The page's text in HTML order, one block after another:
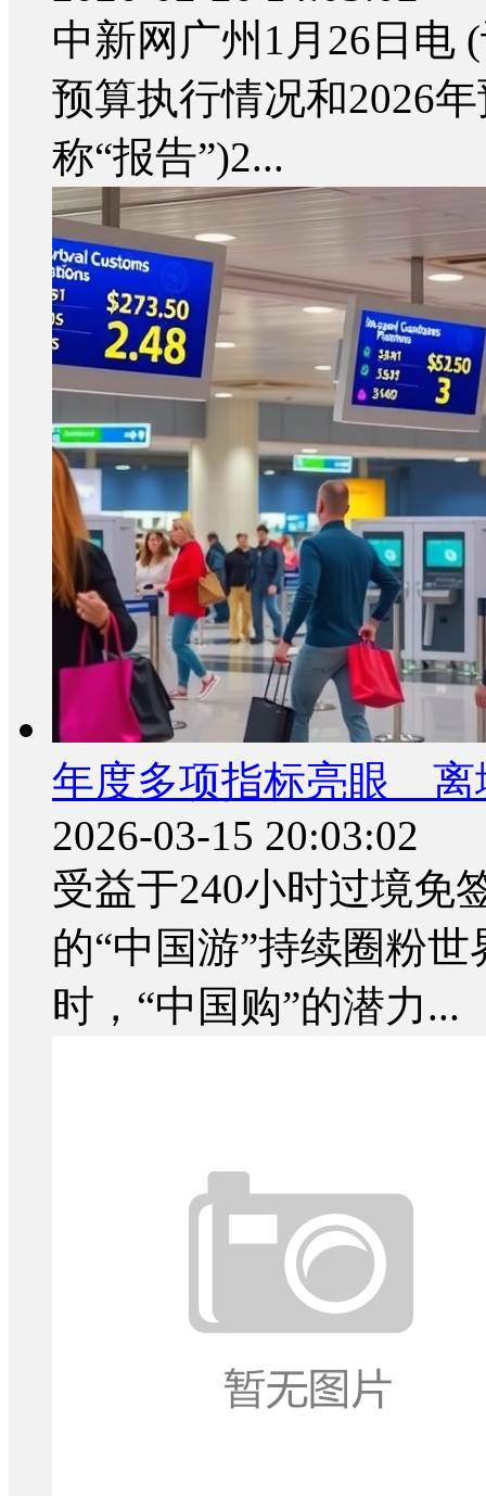
中新网广州1月26日电
预算执行情况和2026
称“报告”)2...
年度多项指标亮眼 离
2026-03-15 20:03:02
受益于240小时过境免
的“中国游”持续圈粉
时，“中国购”的潜力...